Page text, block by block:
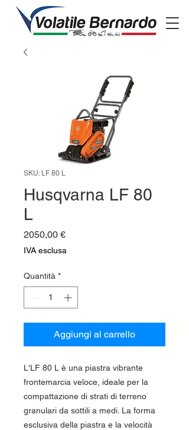
SKU: LF 80 L
Husqvarna LF 80
L
2050,00 €Prezzo
IVA esclusa
Quantità *
Aggiungi al carrello
L'LF 80 L è una piastra vibrante
frontemarcia veloce, ideale per la
compattazione di strati di terreno
granulari da sottili a medi. La forma
esclusiva della piastra e la velocità